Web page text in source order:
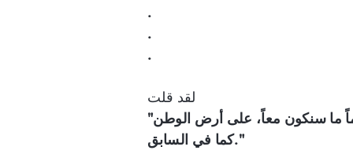
.
.
.
لقد قلت
ما سنكون معاً، على أرض الوطن
كما في السابق."